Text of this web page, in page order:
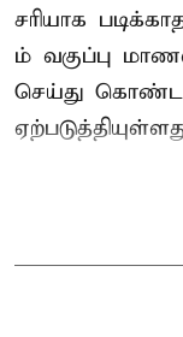
சரியாக
ம் வகுப்பு
செய்து